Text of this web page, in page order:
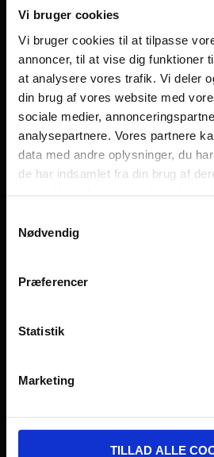
Vi bruger cookies
Vi bruger cookies til at tilpasse
annoncer, til at vise dig funktioner
at analysere vores trafik. Vi deler
din brug af vores website med
sociale medier,
analysepartnere. Vores partnere
data med andre oplysninger, du
de har indsamlet fra din brug af
Nødvendig
Præferencer
Statistik
Marketing
TILLAD ALLE
Stories & Viden
Pårørende
Find støtte
Om os
Persondatapolitik
Fagområde